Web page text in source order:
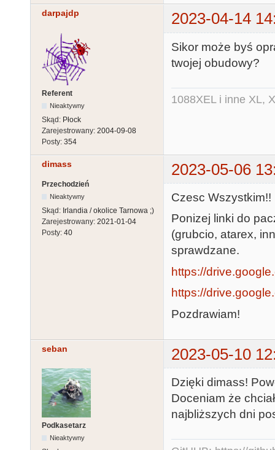
darpajdp 2023-04-14
Referent
Nieaktywny
Skąd: Płock
Zarejestrowany: 2004-09-08
Posty: 354
Sikor może byś
twojej obudowy?
1088XEL i inne XL,
dimass 2023-05-06
Przechodzień
Nieaktywny
Skąd: Irlandia / okolice Tarnowa ;)
Zarejestrowany: 2021-01-04
Posty: 40
Czesc Wszystkim!!
Ponizej linki do
(grubcio, atarex,
sprawdzane.
https://
https://
Pozdrawiam!
seban 2023-05-10
Podkasetarz
Nieaktywny
Dzięki dimass!
Doceniam że
najbliższych dni